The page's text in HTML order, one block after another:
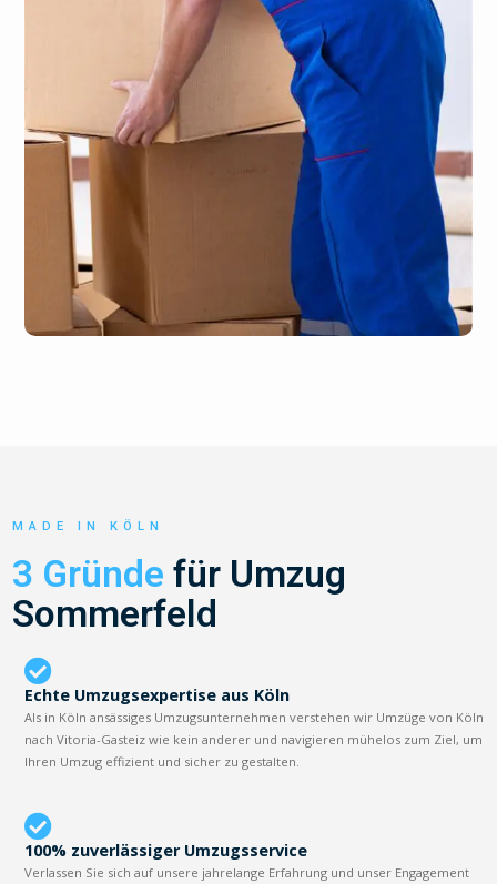
MADE IN KÖLN
3 Gründe für Umzug
Sommerfeld
Echte Umzugsexpertise aus Köln
Als in Köln ansässiges Umzugsunternehmen verstehen wir Umzüge von Köln
nach Vitoria-Gasteiz wie kein anderer und navigieren mühelos zum Ziel, um
Ihren Umzug effizient und sicher zu gestalten.
100% zuverlässiger Umzugsservice
Verlassen Sie sich auf unsere jahrelange Erfahrung und unser Engagement